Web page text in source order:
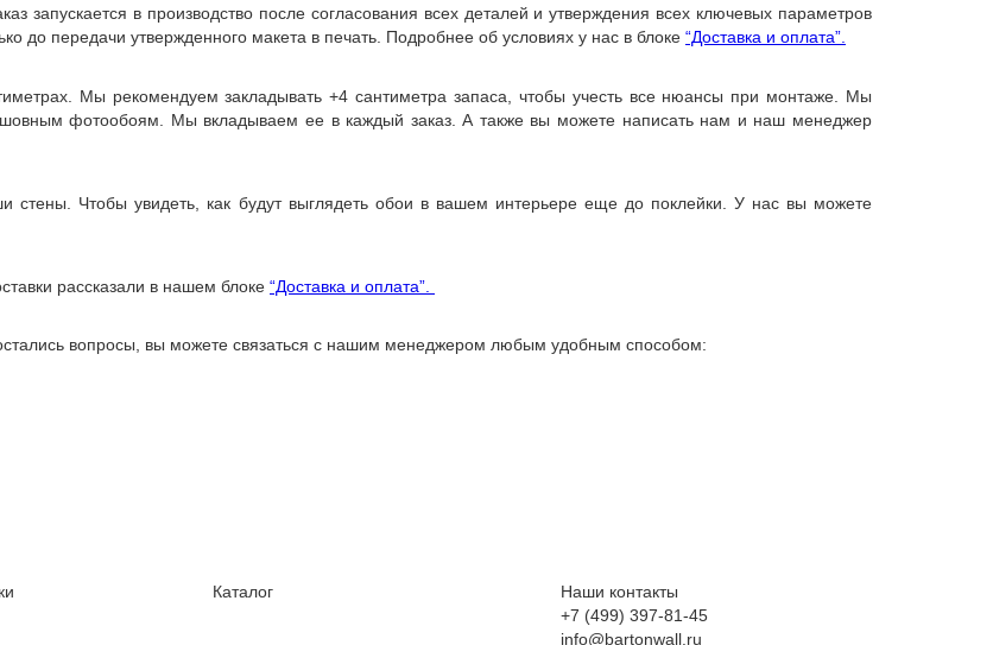
запускается в производство после согласования всех деталей и утверждения всех ключевых параметров
до передачи утвержденного макета в печать. Подробнее об условиях у нас в блоке “Доставка и оплата”.
Мы рекомендуем закладывать +4 сантиметра запаса, чтобы учесть все нюансы при монтаже. Мы
фотообоям. Мы вкладываем ее в каждый заказ. А также вы можете написать нам и наш менеджер
Чтобы увидеть, как будут выглядеть обои в вашем интерьере еще до поклейки. У нас вы можете
рассказали в нашем блоке “Доставка и оплата”.
вопросы, вы можете связаться с нашим менеджером любым удобным способом:
Каталог
Наши контакты
+7 (499) 397-81-45
info@bartonwall.ru